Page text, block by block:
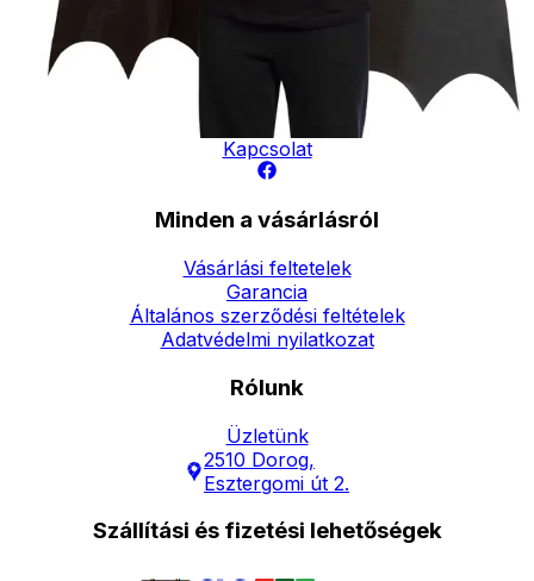
Elérhetőség
Hírlevél
Kapcsolat
Minden a vásárlásról
Vásárlási feltetelek
Garancia
Általános szerződési feltételek
Adatvédelmi nyilatkozat
Rólunk
Üzletünk
2510 Dorog,
Esztergomi út 2.
Szállítási és fizetési lehetőségek